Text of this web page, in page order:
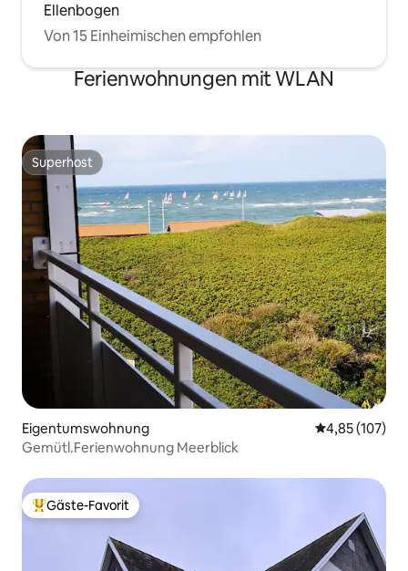
Ellenbogen
Von 15 Einheimischen empfohlen
Ferienwohnungen mit WLAN
Superhost
Superhost
Eigentumswohnung
4,85 (107)
Gemütl.Ferienwohnung Meerblick
Beliebter Gäste-Favorit.
Gäste-Favorit